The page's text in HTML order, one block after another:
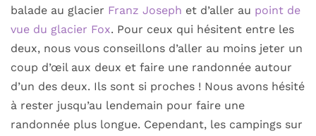
balade au glacier Franz Joseph et d’aller au point de
vue du glacier Fox. Pour ceux qui hésitent entre les
deux, nous vous conseillons d’aller au moins jeter un
coup d’œil aux deux et faire une randonnée autour
d’un des deux. Ils sont si proches ! Nous avons hésité
à rester jusqu’au lendemain pour faire une
randonnée plus longue. Cependant, les campings sur